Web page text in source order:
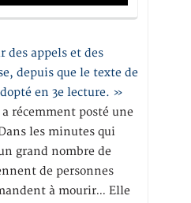
des appels et des
depuis que le texte de
en 3e lecture. »
récemment posté une
les minutes qui
grand nombre de
de personnes
à mourir… Elle